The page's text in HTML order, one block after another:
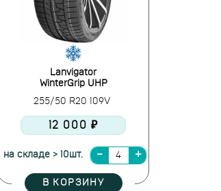
Lanvigator
WinterGrip UHP
255/50 R20 109V
12 000 ₽
на складе > 10шт.
В КОРЗИНУ